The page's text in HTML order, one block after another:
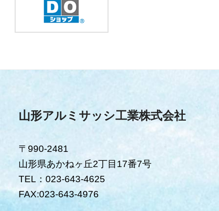
山形アルミサッシ工業株式会社
〒990-2481
山形県あかねヶ丘2丁目17番7号
TEL：023-643-4625
FAX:023-643-4976